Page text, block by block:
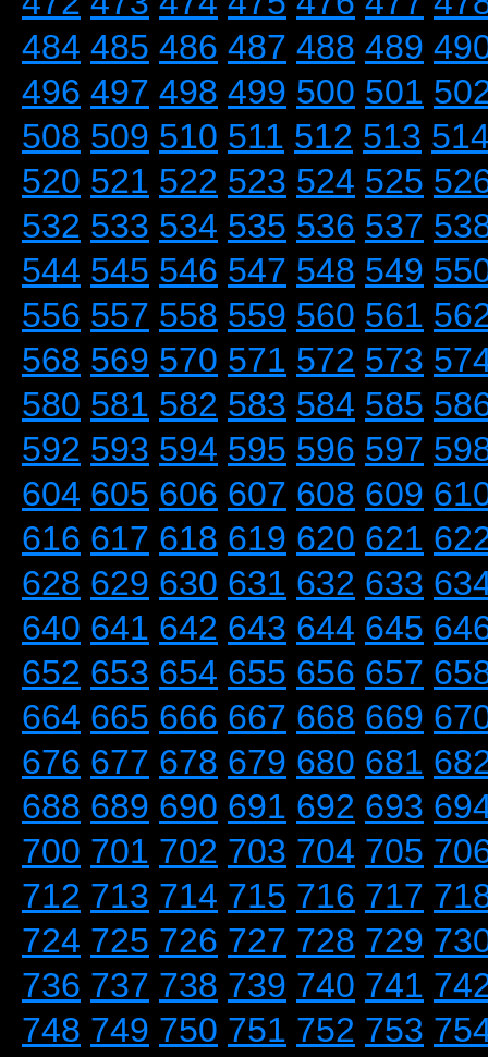
484 485 486 487 488 489
496 497 498 499 500 501
508 509 510 511 512 513
520 521 522 523 524 525
532 533 534 535 536 537
544 545 546 547 548 549
556 557 558 559 560 561
568 569 570 571 572 573
580 581 582 583 584 585
592 593 594 595 596 597
604 605 606 607 608 609
616 617 618 619 620 621
628 629 630 631 632 633
640 641 642 643 644 645
652 653 654 655 656 657
664 665 666 667 668 669
676 677 678 679 680 681
688 689 690 691 692 693
700 701 702 703 704 705
712 713 714 715 716 717
724 725 726 727 728 729
736 737 738 739 740 741
748 749 750 751 752 753